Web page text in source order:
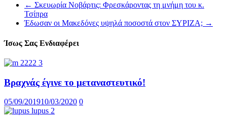
← Σκευωρία Νοβάρτις: Φρεσκάροντας τη μνήμη του κ.
Τσίπρα
Έδωσαν οι Μακεδόνες υψηλά ποσοστά στον ΣΥΡΙΖΑ; →
Ίσως Σας Ενδιαφέρει
Βραχνάς έγινε το μεταναστευτικό!
05/09/201910/03/2020 0